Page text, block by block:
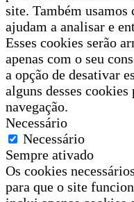
site. Também usamos
ajudam a analisar e
Esses cookies serão
apenas com o seu
a opção de desativar
alguns desses
navegação.
Necessário
Necessário
Sempre ativado
Os cookies
para que o site